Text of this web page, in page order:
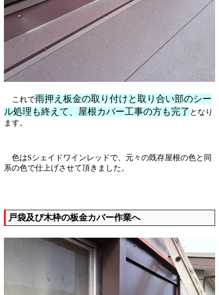
これで雨押え板金の取り付けと取り合い部のシー
ル処理も終えて、屋根カバー工事の方も完了 となり
ます。
色はSシェイドワインレッドで、元々の既存屋根の色と同
系の色で仕上げさせて頂きました。
戸袋及び木枠の板金カバー作業へ